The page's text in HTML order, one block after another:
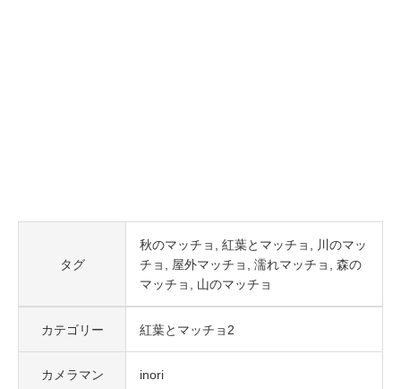
タグ
秋のマッチョ 紅葉とマッチョ
川のマッ
チョ
屋外マッチョ 濡れマッチョ
森の
マッチョ
山のマッチョ
カテゴリー 紅葉とマッチョ2
カメラマン inori